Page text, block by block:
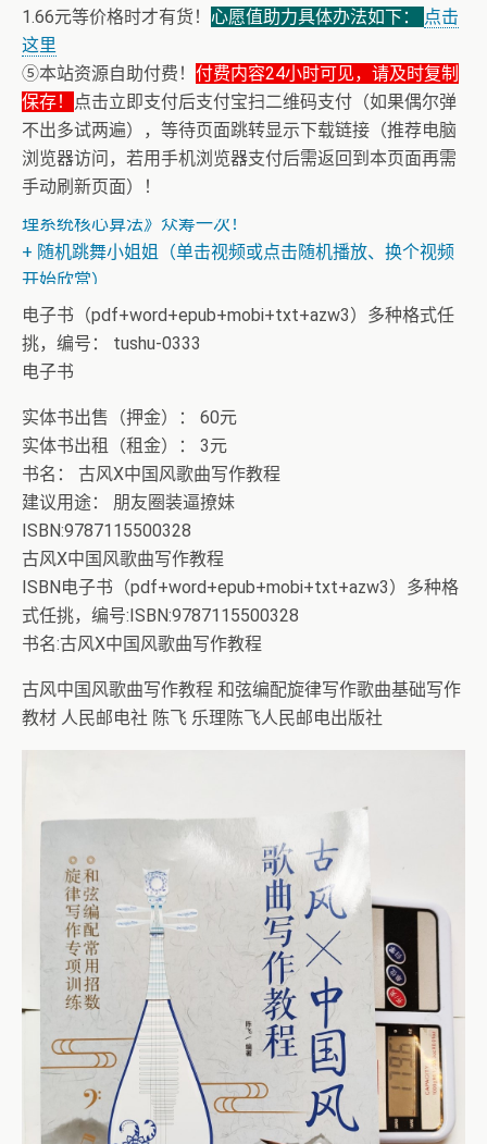
1.66元等价格时才有货！ 心愿值助力具体办法如下：
点击
这里
⑤本站资源自助付费！ 付费内容24小时可见，请及时复制
保存！
点击立即支付后支付宝扫二维码支付（如果偶尔弹
不出多试两遍），等待页面跳转显示下载链接（推荐电脑
浏览器访问，若用手机浏览器支付后需返回到本页面再需
手动刷新页面）！
+ AV女神文化课！近400位AV女优明星故事简介
+ 恭喜IP为180.201.1.217的网友为电子书籍《动力电池管
理系统核心算法》众筹一次！
+ 随机跳舞小姐姐（单击视频或点击随机播放、换个视频
开始欣赏）
电子书（pdf+word+epub+mobi+txt+azw3）多种格式任
挑，编号： tushu-0333
电子书
实体书出售（押金）： 60元
实体书出租（租金）： 3元
书名： 古风X中国风歌曲写作教程
建议用途： 朋友圈装逼撩妹
ISBN:9787115500328
古风X中国风歌曲写作教程
ISBN电子书（pdf+word+epub+mobi+txt+azw3）多种格
式任挑，编号:ISBN:9787115500328
书名:古风X中国风歌曲写作教程
古风中国风歌曲写作教程 和弦编配旋律写作歌曲基础写作
教材 人民邮电社 陈飞 乐理陈飞人民邮电出版社